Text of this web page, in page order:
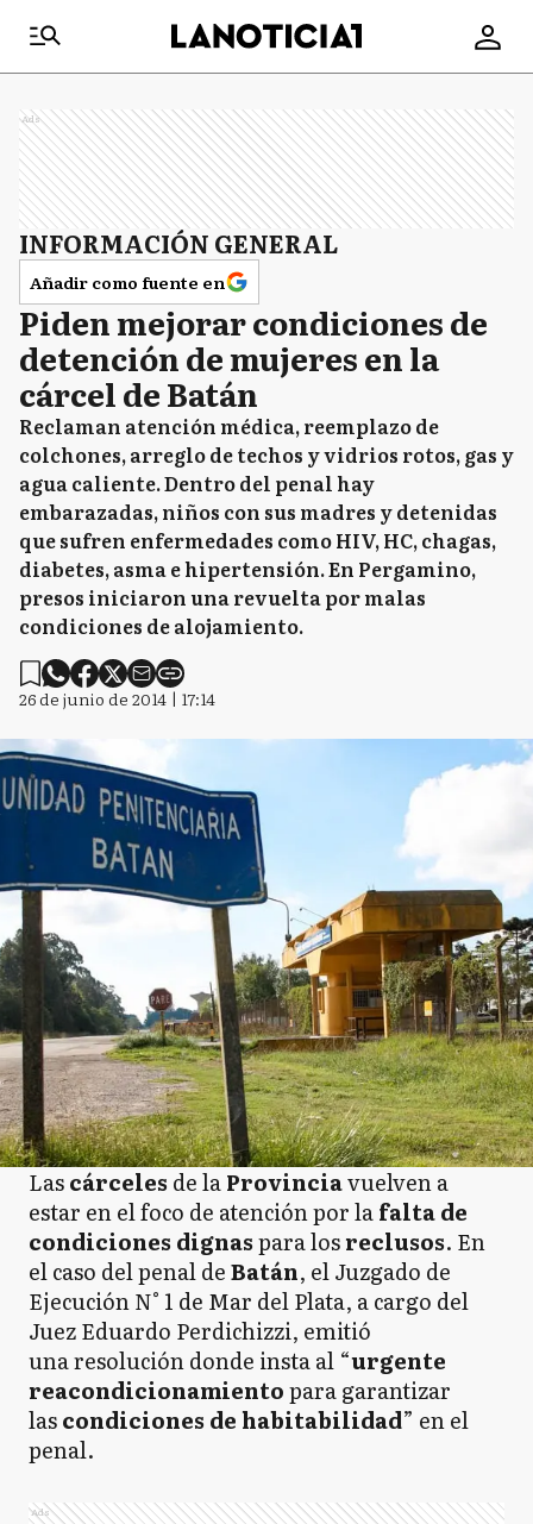
Ads
INFORMACIÓN GENERAL
Añadir como fuente en
Piden mejorar condiciones de
detención de mujeres en la
cárcel de Batán
Reclaman atención médica, reemplazo de
colchones, arreglo de techos y vidrios rotos, gas y
agua caliente. Dentro del penal hay
embarazadas, niños con sus madres y detenidas
que sufren enfermedades como HIV, HC, chagas,
diabetes, asma e hipertensión. En Pergamino,
presos iniciaron una revuelta por malas
condiciones de alojamiento.
26 de junio de 2014 | 17:14
Lascárceles de laProvinciavuelven a
estar en el foco de atención por lafalta de
condiciones dignaspara losreclusos. En
el caso del penal deBatán, el Juzgado de
Ejecución N° 1 de Mar del Plata, a cargo del
Juez Eduardo Perdichizzi, emitió
una resolución donde insta al “urgente
reacondicionamientopara garantizar
lascondiciones de habitabilidad” en el
penal.
Ads